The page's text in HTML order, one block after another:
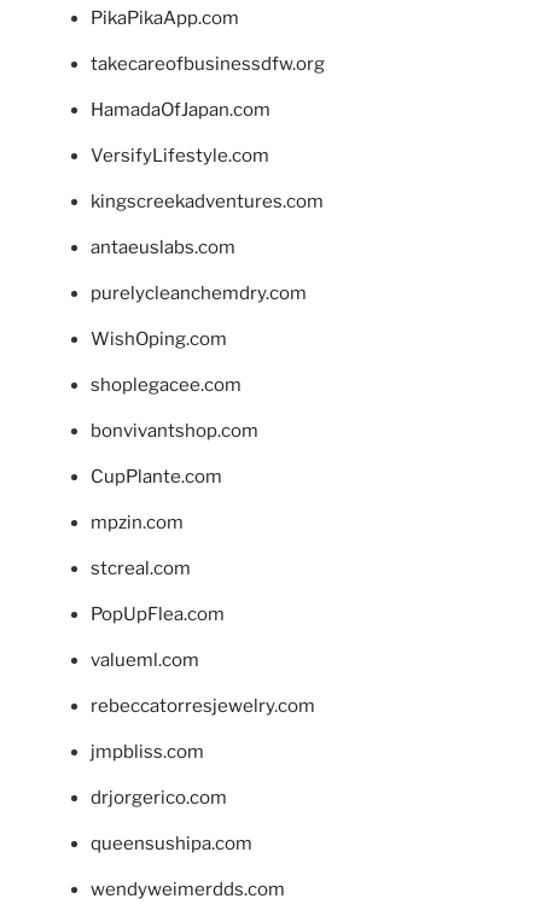
PikaPikaApp.com
takecareofbusinessdfw.org
HamadaOfJapan.com
VersifyLifestyle.com
kingscreekadventures.com
antaeuslabs.com
purelycleanchemdry.com
WishOping.com
shoplegacee.com
bonvivantshop.com
CupPlante.com
mpzin.com
stcreal.com
PopUpFlea.com
valueml.com
rebeccatorresjewelry.com
jmpbliss.com
drjorgerico.com
queensushipa.com
wendyweimerdds.com